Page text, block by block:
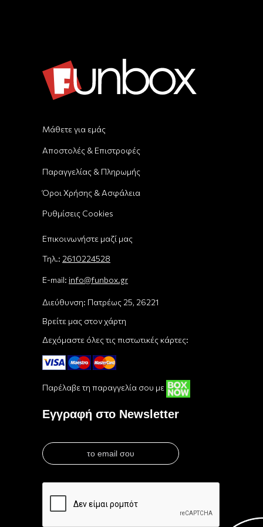
Μάθετε για εμάς
Αποστολές & Επιστροφές
Παραγγελίας & Πληρωμής
Όροι Χρήσης & Ασφάλεια
Ρυθμίσεις Cookies
Επικοινωνήστε μαζί μας
Τηλ.: 2610224528
E-mail: info@funbox.gr
Διεύθυνση: Πατρέως 25, 26221
Βρείτε μας στον χάρτη
Δεχόμαστε όλες τις πιστωτικές κάρτες:
Παρέλαβε τη παραγγελία σου με
Εγγραφή στο Newsletter